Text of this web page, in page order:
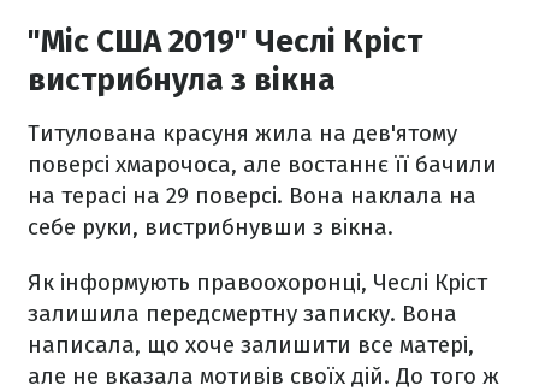
"Міс США 2019" Чеслі Кріст
вистрибнула з вікна
Титулована красуня жила на дев'ятому
поверсі хмарочоса, але востаннє її бачили
на терасі на 29 поверсі. Вона наклала на
себе руки, вистрибнувши з вікна.
Як інформують правоохоронці, Чеслі Кріст
залишила передсмертну записку. Вона
написала, що хоче залишити все матері,
але не вказала мотивів своїх дій. До того ж